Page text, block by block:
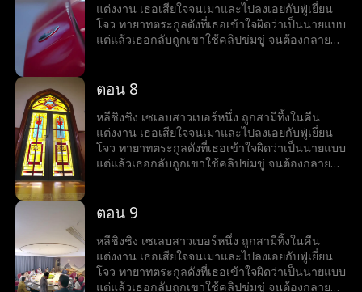
แต่งงาน เธอเสียใจจนเมาและไปลงเอยกับฟู่เยี่ยน
โจว ทายาทตระกูลดังที่เธอเข้าใจผิดว่าเป็นนายแบบ
แต่แล้วเธอกลับถูกเขาใช้คลิปข่มขู่ จนต้องกลายมา
ตอน 8
หลีชิงชิง เซเลบสาวเบอร์หนึ่ง ถูกสามีทิ้งในคืน
แต่งงาน เธอเสียใจจนเมาและไปลงเอยกับฟู่เยี่ยน
โจว ทายาทตระกูลดังที่เธอเข้าใจผิดว่าเป็นนายแบบ
แต่แล้วเธอกลับถูกเขาใช้คลิปข่มขู่ จนต้องกลายมา
ตอน 9
หลีชิงชิง เซเลบสาวเบอร์หนึ่ง ถูกสามีทิ้งในคืน
แต่งงาน เธอเสียใจจนเมาและไปลงเอยกับฟู่เยี่ยน
โจว ทายาทตระกูลดังที่เธอเข้าใจผิดว่าเป็นนายแบบ
แต่แล้วเธอกลับถูกเขาใช้คลิปข่มขู่ จนต้องกลายมา